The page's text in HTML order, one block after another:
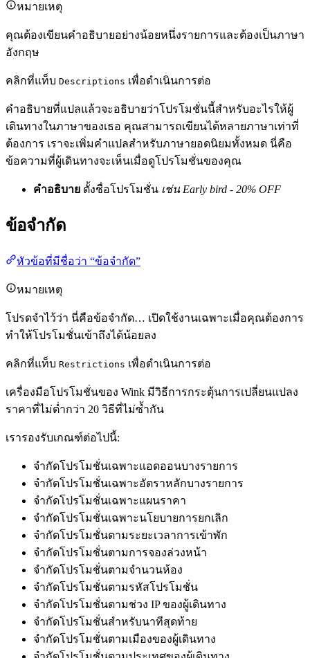
หมายเหตุ
คุณต้องเขียนคำอธิบายอย่างน้อยหนึ่งรายการและต้องเป็นภาษา
อังกฤษ
คลิกที่แท็บ Descriptions เพื่อดำเนินการต่อ
คำอธิบายที่แปลแล้วจะอธิบายว่าโปรโมชั่นนี้สำหรับอะไรให้ผู้
เดินทางในภาษาของเธอ คุณสามารถเขียนได้หลายภาษาเท่าที่
ต้องการ เราจะเพิ่มคำแปลสำหรับภาษายอดนิยมทั้งหมด นี่คือ
ข้อความที่ผู้เดินทางจะเห็นเมื่อดูโปรโมชั่นของคุณ
คำอธิบาย ตั้งชื่อโปรโมชั่น เช่น Early bird - 20% OFF
ข้อจำกัด
หัวข้อที่มีชื่อว่า “ข้อจำกัด”
หมายเหตุ
โปรดจำไว้ว่า นี่คือข้อจำกัด… เปิดใช้งานเฉพาะเมื่อคุณต้องการ
ทำให้โปรโมชั่นเข้าถึงได้น้อยลง
คลิกที่แท็บ Restrictions เพื่อดำเนินการต่อ
เครื่องมือโปรโมชั่นของ Wink มีวิธีการกระตุ้นการเปลี่ยนแปลง
ราคาที่ไม่ต่ำกว่า 20 วิธีที่ไม่ซ้ำกัน
เรารองรับเกณฑ์ต่อไปนี้:
จำกัดโปรโมชั่นเฉพาะแอดออนบางรายการ
จำกัดโปรโมชั่นเฉพาะอัตราหลักบางรายการ
จำกัดโปรโมชั่นเฉพาะแผนราคา
จำกัดโปรโมชั่นเฉพาะนโยบายการยกเลิก
จำกัดโปรโมชั่นตามระยะเวลาการเข้าพัก
จำกัดโปรโมชั่นตามการจองล่วงหน้า
จำกัดโปรโมชั่นตามจำนวนห้อง
จำกัดโปรโมชั่นตามรหัสโปรโมชั่น
จำกัดโปรโมชั่นตามช่วง IP ของผู้เดินทาง
จำกัดโปรโมชั่นสำหรับนาทีสุดท้าย
จำกัดโปรโมชั่นตามเมืองของผู้เดินทาง